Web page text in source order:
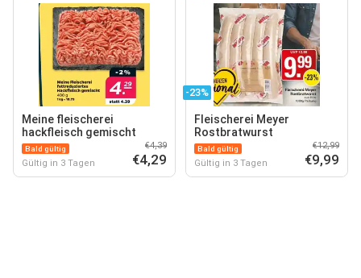
Meine fleischerei
hackfleisch gemischt
Bald gültig
Gültig in 3 Tagen
€4,39
€4,29
-23%
Fleischerei Meyer
Rostbratwurst
Bald gültig
Gültig in 3 Tagen
€12,99
€9,99